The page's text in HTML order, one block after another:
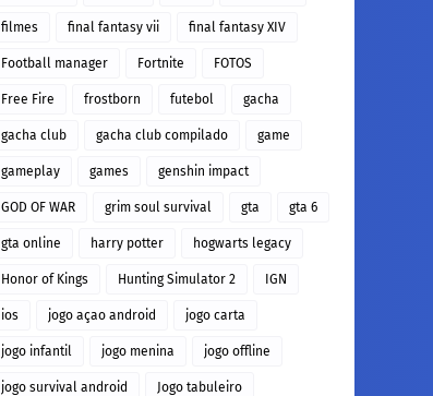
filmes final fantasy vii final fantasy XIV
Football manager Fortnite FOTOS
Free Fire frostborn futebol gacha
gacha club gacha club compilado game
gameplay games genshin impact
GOD OF WAR grim soul survival gta gta 6
gta online harry potter hogwarts legacy
Honor of Kings Hunting Simulator 2 IGN
ios jogo açao android jogo carta
jogo infantil jogo menina jogo offline
jogo survival android Jogo tabuleiro